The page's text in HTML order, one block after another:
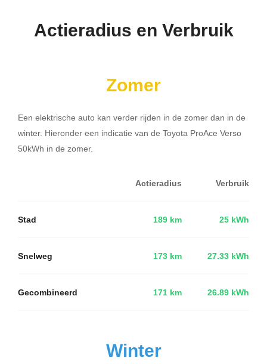
Actieradius en Verbruik
Zomer
Een elektrische auto kan verder rijden in de zomer dan in de
winter. Hieronder een indicatie van de Toyota ProAce Verso
50kWh in de zomer.
Actieradius Verbruik
Stad 189 km 25 kWh
Snelweg 173 km 27.33 kWh
Gecombineerd 171 km 26.89 kWh
Winter